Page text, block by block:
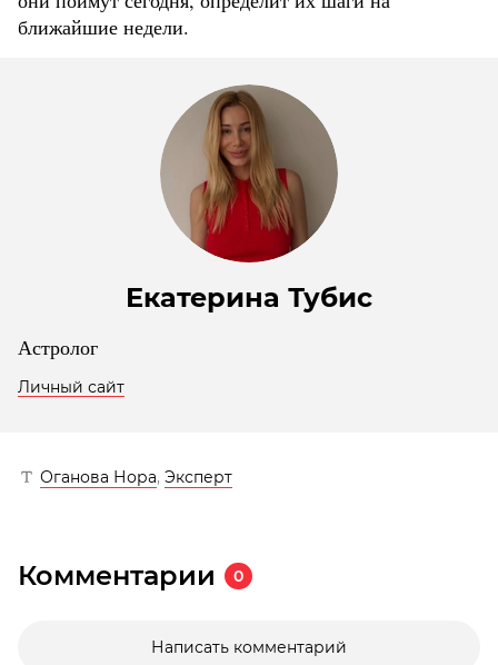
ближайшие недели.
Екатерина Тубис
Астролог
Личный сайт
Оганова Нора, Эксперт
Комментарии 0
Написать комментарий